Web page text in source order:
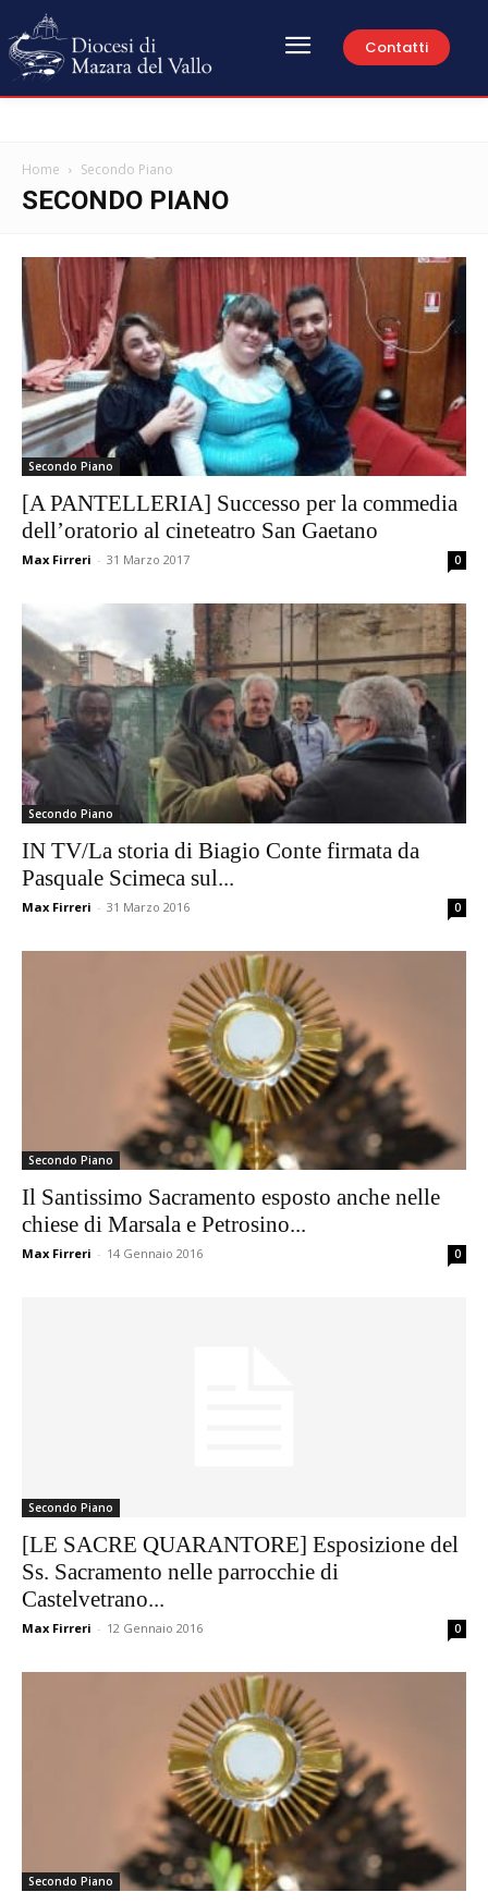
Contatti
Home Secondo Piano
SECONDO PIANO
Secondo Piano
[A PANTELLERIA] Successo per la commedia
dell’oratorio al cineteatro San Gaetano
Max Firreri - 31 Marzo 2017 0
Secondo Piano
IN TV/La storia di Biagio Conte firmata da
Pasquale Scimeca sul...
Max Firreri - 31 Marzo 2016 0
Secondo Piano
Il Santissimo Sacramento esposto anche nelle
chiese di Marsala e Petrosino...
Max Firreri - 14 Gennaio 2016 0
Secondo Piano
[LE SACRE QUARANTORE] Esposizione del
Ss. Sacramento nelle parrocchie di
Castelvetrano...
Max Firreri - 12 Gennaio 2016 0
Secondo Piano